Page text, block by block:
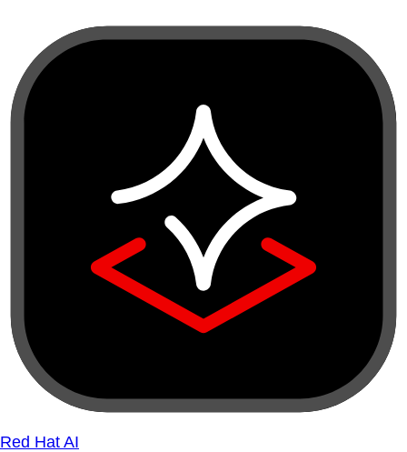
Red Hat AI